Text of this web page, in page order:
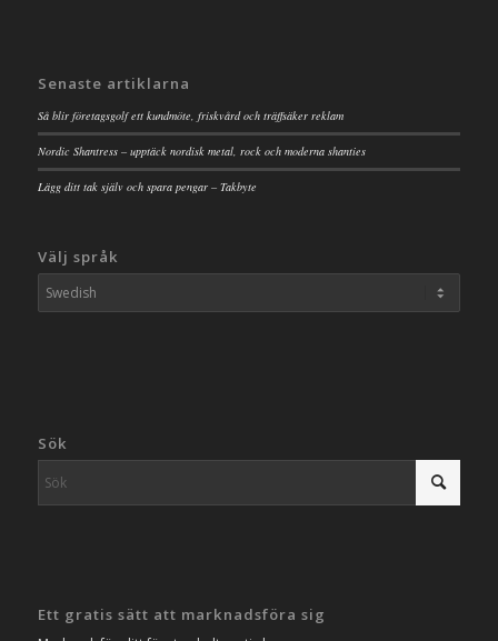
Senaste artiklarna
Så blir företagsgolf ett kundmöte, friskvård och träffsäker reklam
Nordic Shantress – upptäck nordisk metal, rock och moderna shanties
Lägg ditt tak själv och spara pengar – Takbyte
Välj språk
Sök
Ett gratis sätt att marknadsföra sig